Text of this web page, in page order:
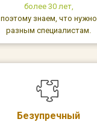
более 30 лет,
поэтому знаем, что нужно
разным специалистам.
Безупречный